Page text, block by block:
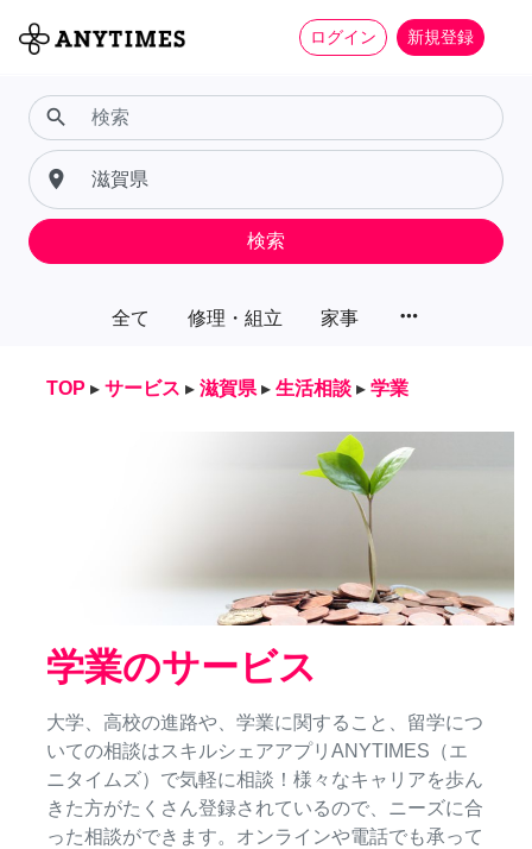
ログイン 新規登録
全て 修理・組立 家事 more_horiz
search
place
検索
TOP ▸ サービス ▸ 滋賀県 ▸ 生活相談 ▸ 学業
学業のサービス
大学、高校の進路や、学業に関すること、留学につ
いての相談はスキルシェアアプリANYTIMES（エ
ニタイムズ）で気軽に相談！様々なキャリアを歩ん
きた方がたくさん登録されているので、ニーズに合
った相談ができます。オンラインや電話でも承って